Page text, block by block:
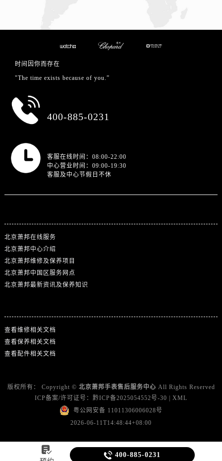
时间因你而存在
"The time exists because of you.”
400-885-0231
客服在线时间：08:00-22:00
中心营业时间：09:00-19:30
客服及中心节假日不休
北京萧邦在线服务
北京萧邦中心介绍
北京萧邦维修及保养项目
北京萧邦中国区服务网点
北京萧邦最新资讯及保养知识
查看维修相关文档
查看保养相关文档
查看配件相关文档
版权所有： Copyright © 北京萧邦手表售后服务中心 All Rights Reserved
ICP备案/许可证号： 黔ICP备2025054552号-30
XML
粤公网安备 11011306006028号
2026-06-11T14:48:44+08:00
  400-885-0231